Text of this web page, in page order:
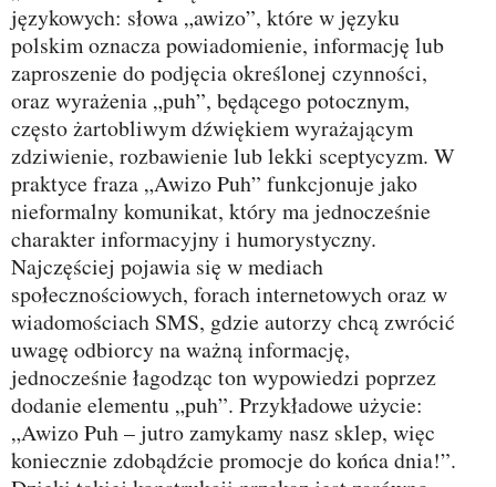
językowych: słowa „awizo”, które w języku
polskim oznacza powiadomienie, informację lub
zaproszenie do podjęcia określonej czynności,
oraz wyrażenia „puh”, będącego potocznym,
często żartobliwym dźwiękiem wyrażającym
zdziwienie, rozbawienie lub lekki sceptycyzm. W
praktyce fraza „Awizo Puh” funkcjonuje jako
nieformalny komunikat, który ma jednocześnie
charakter informacyjny i humorystyczny.
Najczęściej pojawia się w mediach
społecznościowych, forach internetowych oraz w
wiadomościach SMS, gdzie autorzy chcą zwrócić
uwagę odbiorcy na ważną informację,
jednocześnie łagodząc ton wypowiedzi poprzez
dodanie elementu „puh”. Przykładowe użycie:
„Awizo Puh – jutro zamykamy nasz sklep, więc
koniecznie zdobądźcie promocje do końca dnia!”.